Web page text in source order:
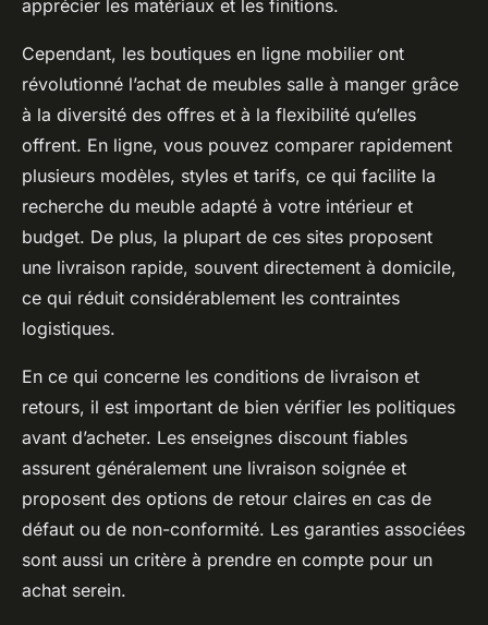
apprécier les matériaux et les finitions.
Cependant, les boutiques en ligne mobilier ont
révolutionné l’achat de meubles salle à manger grâce
à la diversité des offres et à la flexibilité qu’elles
offrent. En ligne, vous pouvez comparer rapidement
plusieurs modèles, styles et tarifs, ce qui facilite la
recherche du meuble adapté à votre intérieur et
budget. De plus, la plupart de ces sites proposent
une livraison rapide, souvent directement à domicile,
ce qui réduit considérablement les contraintes
logistiques.
En ce qui concerne les conditions de livraison et
retours, il est important de bien vérifier les politiques
avant d’acheter. Les enseignes discount fiables
assurent généralement une livraison soignée et
proposent des options de retour claires en cas de
défaut ou de non-conformité. Les garanties associées
sont aussi un critère à prendre en compte pour un
achat serein.